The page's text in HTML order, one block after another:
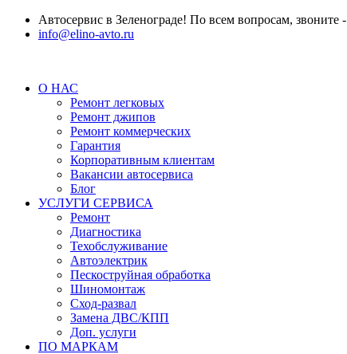
Автосервис в Зеленограде! По всем вопросам, звоните -
info@elino-avto.ru
О НАС
Ремонт легковых
Ремонт джипов
Ремонт коммерческих
Гарантия
Корпоративным клиентам
Вакансии автосервиса
Блог
УСЛУГИ СЕРВИСА
Ремонт
Диагностика
Техобслуживание
Автоэлектрик
Пескоструйная обработка
Шиномонтаж
Сход-развал
Замена ДВС/КПП
Доп. услуги
ПО МАРКАМ